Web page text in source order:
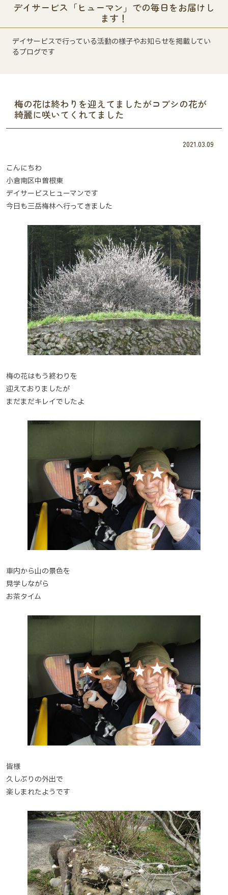
デイサービス「ヒューマン」での毎日をお届けし
ます！
デイサービスで行っている活動の様子やお知らせを掲載してい
るブログです
梅の花は終わりを迎えてましたがコブシの花が
綺麗に咲いてくれてました
2021.03.09
こんにちわ
小倉南区中曽根東
デイサービスヒューマンです
今日も三岳梅林へ行ってきました
梅の花はもう終わりを
迎えておりましたが
まだまだキレイでしたよ
車内から山の景色を
見学しながら
お茶タイム
皆様
久しぶりの外出で
楽しまれたようです